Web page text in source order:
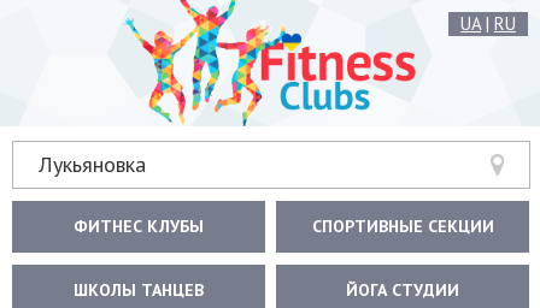
UA| RU
Лукьяновка
ФИТНЕС КЛУБЫ СПОРТИВНЫЕ СЕКЦИИ
ШКОЛЫ ТАНЦЕВ ЙОГА СТУДИИ